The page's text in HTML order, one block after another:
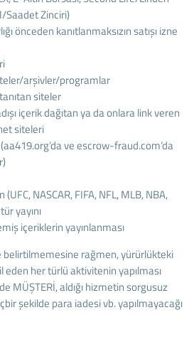
Saadet Zinciri)
önceden kanıtlanmaksızın satışı izne
arşivler/programlar
siteler
içerik dağıtan ya da onlara link veren
siteleri
(aa419.org’da ve escrow-fraud.com’da
(UFC, NASCAR, FIFA, NFL, MLB, NBA,
yayını
içeriklerin yayınlanması
belirtilmemesine rağmen, yürürlükteki
eden her türlü aktivitenin yapılması
MÜŞTERİ, aldığı hizmetin sorgusuz
şekilde para iadesi vb. yapılmayacağı